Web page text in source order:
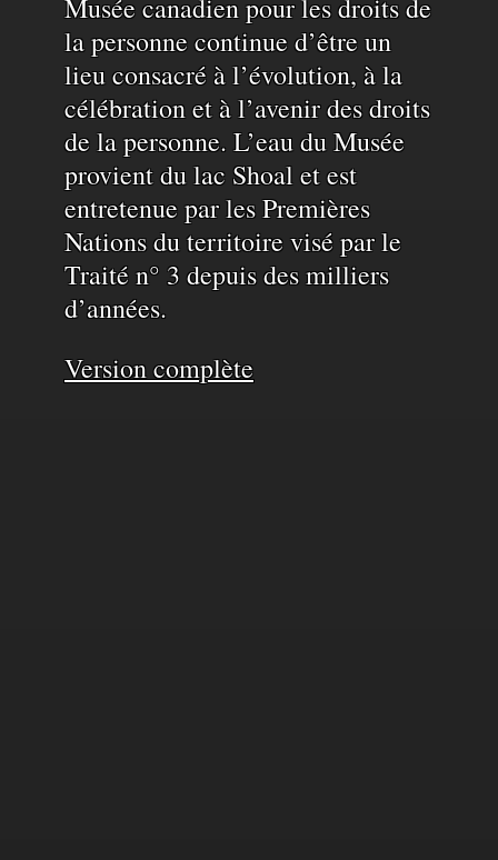
l'eau
Musée canadien pour les droits de
la personne continue d’être un
lieu consacré à l’évolution, à la
célébration et à l’avenir des droits
de la personne. L’eau du Musée
provient du lac Shoal et est
entretenue par les Premières
Nations du territoire visé par le
Traité n° 3 depuis des milliers
d’années.
Version complète